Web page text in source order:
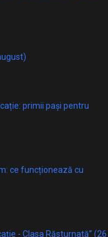
primii pași pentru
ce funcționează cu
- Clasa Răsturnată” (26